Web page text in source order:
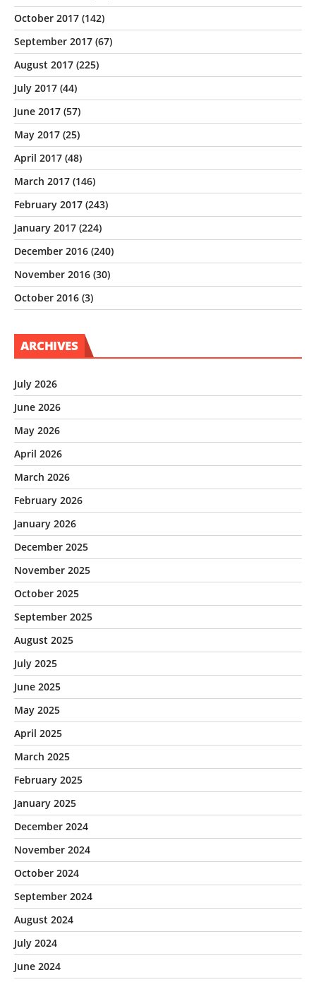
October 2017 (142)
September 2017 (67)
August 2017 (225)
July 2017 (44)
June 2017 (57)
May 2017 (25)
April 2017 (48)
March 2017 (146)
February 2017 (243)
January 2017 (224)
December 2016 (240)
November 2016 (30)
October 2016 (3)
ARCHIVES
July 2026
June 2026
May 2026
April 2026
March 2026
February 2026
January 2026
December 2025
November 2025
October 2025
September 2025
August 2025
July 2025
June 2025
May 2025
April 2025
March 2025
February 2025
January 2025
December 2024
November 2024
October 2024
September 2024
August 2024
July 2024
June 2024